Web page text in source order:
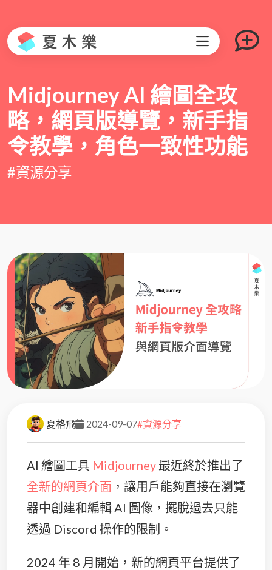
Midjourney AI 繪圖全攻
略，網頁版導覽，新手指
令教學，角色一致性功能
#資源分享
夏格飛 2024-09-07#資源分享
AI 繪圖工具 Midjourney 最近終於推出了
全新的網頁介面 ，讓用戶能夠直接在瀏覽
器中創建和編輯 AI 圖像，擺脫過去只能
透過 Discord 操作的限制。
2024 年 8 月開始，新的網頁平台提供了